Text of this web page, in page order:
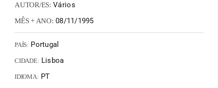
AUTOR/ES: Vários
MÊS + ANO: 08/11/1995
PAÍS: Portugal
CIDADE: Lisboa
IDIOMA: PT